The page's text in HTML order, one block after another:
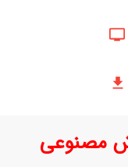
مصنوعی